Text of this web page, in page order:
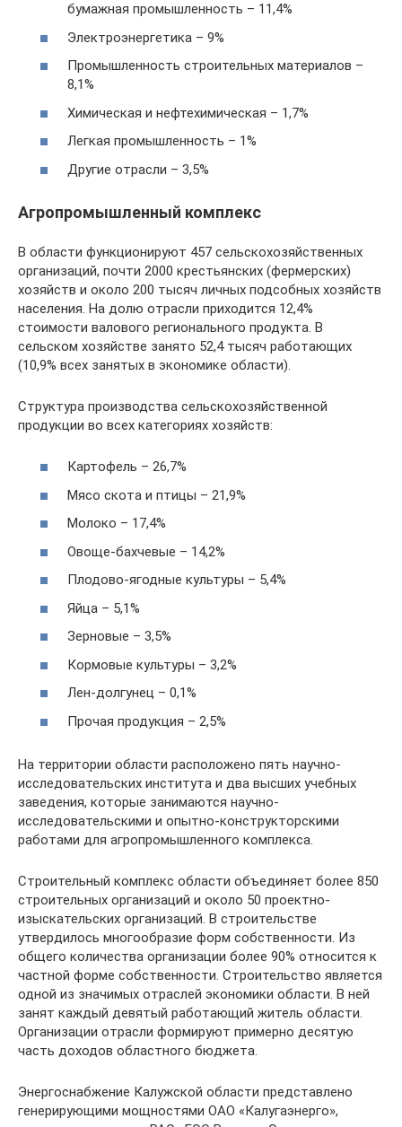
бумажная промышленность – 11,4%
Электроэнергетика – 9%
Промышленность строительных материалов –
8,1%
Химическая и нефтехимическая – 1,7%
Легкая промышленность – 1%
Другие отрасли – 3,5%
Агропромышленный комплекс
В области функционируют 457 сельскохозяйственных
организаций, почти 2000 крестьянских (фермерских)
хозяйств и около 200 тысяч личных подсобных хозяйств
населения. На долю отрасли приходится 12,4%
стоимости валового регионального продукта. В
сельском хозяйстве занято 52,4 тысяч работающих
(10,9% всех занятых в экономике области).
Структура производства сельскохозяйственной
продукции во всех категориях хозяйств:
Картофель – 26,7%
Мясо скота и птицы – 21,9%
Молоко – 17,4%
Овоще-бахчевые – 14,2%
Плодово-ягодные культуры – 5,4%
Яйца – 5,1%
Зерновые – 3,5%
Кормовые культуры – 3,2%
Лен-долгунец – 0,1%
Прочая продукция – 2,5%
На территории области расположено пять научно-
исследовательских института и два высших учебных
заведения, которые занимаются научно-
исследовательскими и опытно-конструкторскими
работами для агропромышленного комплекса.
Строительный комплекс области объединяет более 850
строительных организаций и около 50 проектно-
изыскательских организаций. В строительстве
утвердилось многообразие форм собственности. Из
общего количества организации более 90% относится к
частной форме собственности. Строительство является
одной из значимых отраслей экономики области. В ней
занят каждый девятый работающий житель области.
Организации отрасли формируют примерно десятую
часть доходов областного бюджета.
Энергоснабжение Калужской области представлено
генерирующими мощностями ОАО «Калугаэнерго»,